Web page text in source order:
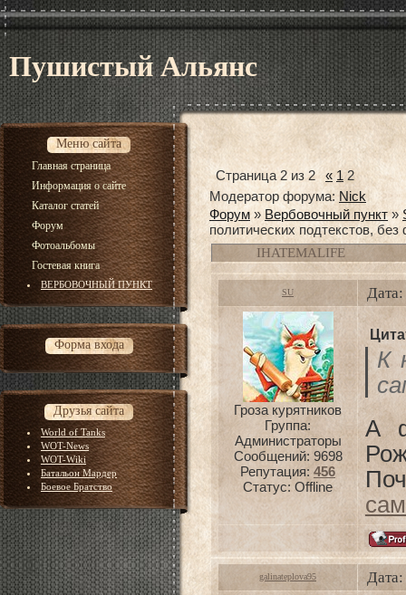
Пушистый Альянс
Меню сайта
Главная страница
Информация о сайте
Каталог статей
Форум
Фотоальбомы
Гостевая книга
ВЕРБОВОЧНЫЙ ПУНКТ
Форма входа
Друзья сайта
World of Tanks
WOT-News
WOT-Wiki
Батальон Мардер
Боевое Братство
Страница 2 из2 « 1 2
Модератор форума: Nick
Форум » Вербовочный пункт »
политических подтекстов, без
IHATEMALIFE
SU
Гроза курятников
Группа:
Администраторы
Сообщений: 9698
Репутация: 456
Статус: Offline
К
А
galinateplova95